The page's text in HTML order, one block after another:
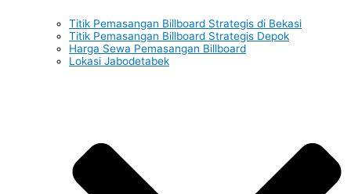
Titik Pemasangan Billboard Strategis di Bekasi
Titik Pemasangan Billboard Strategis Depok
Harga Sewa Pemasangan Billboard
Lokasi Jabodetabek